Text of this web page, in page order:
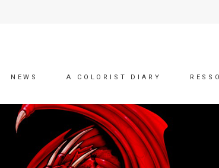
NEWS A COLORIST DIARY